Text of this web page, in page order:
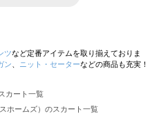
ツなど定番アイテムを取り揃えておりま
ン ニット・セーターなどの商品も充実！
カート一覧
ホームズ）のスカート一覧